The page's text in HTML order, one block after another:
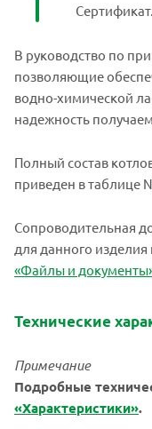
Сертификат.
В руководство по
позволяющие
водно-химической
надежность
Полный состав
приведен в таблице
Сопроводительная
для данного
«Файлы и
Технические
Примечание
Подробные
«Характеристики».